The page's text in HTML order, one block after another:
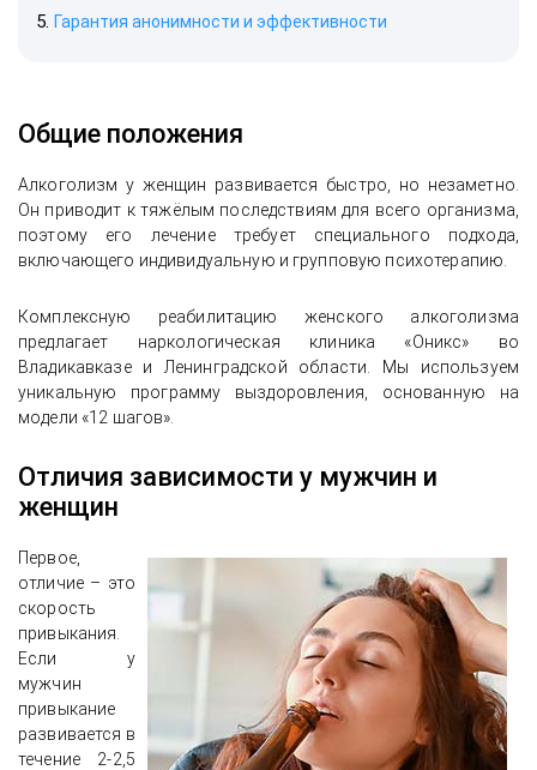
Гарантия анонимности и эффективности
Общие положения
Алкоголизм у женщин развивается быстро, но незаметно.
Он приводит к тяжёлым последствиям для всего организма,
поэтому его лечение требует специального подхода,
включающего индивидуальную и групповую психотерапию.
Комплексную реабилитацию женского алкоголизма
предлагает наркологическая клиника «Оникс» во
Владикавказе и Ленинградской области. Мы используем
уникальную программу выздоровления, основанную на
модели «12 шагов».
Отличия зависимости у мужчин и
женщин
Первое,
отличие – это
скорость
привыкания.
Если у
мужчин
привыкание
развивается в
течение 2-2,5